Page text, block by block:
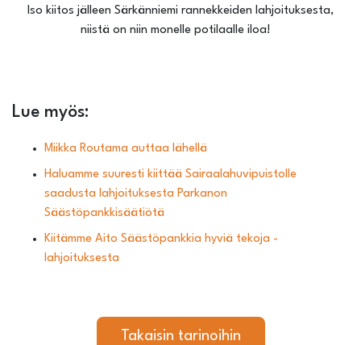
Iso kiitos jälleen Särkänniemi rannekkeiden lahjoituksesta,
niistä on niin monelle potilaalle iloa!
Lue myös:
Miikka Routama auttaa lähellä
Haluamme suuresti kiittää Sairaalahuvipuistolle
saadusta lahjoituksesta Parkanon
Säästöpankkisäätiötä
Kiitämme Aito Säästöpankkia hyviä tekoja -
lahjoituksesta
Takaisin tarinoihin